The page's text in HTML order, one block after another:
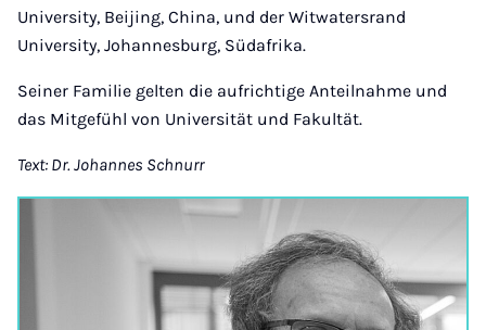
University, Beijing, China, und der Witwatersrand
University, Johannesburg, Südafrika.
Seiner Familie gelten die aufrichtige Anteilnahme und
das Mitgefühl von Universität und Fakultät.
Text: Dr. Johannes Schnurr